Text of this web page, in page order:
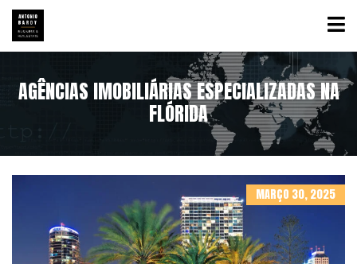
AGÊNCIAS IMOBILIÁRIAS ESPECIALIZADAS NA
FLÓRIDA
MARÇO 30, 2025